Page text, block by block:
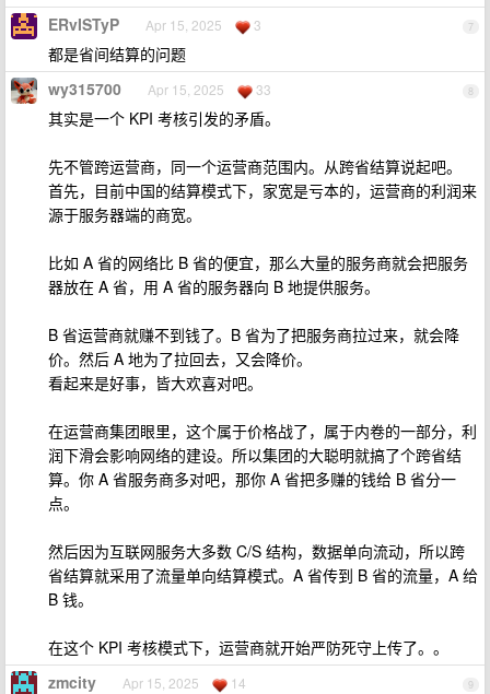
7
ERvISTyP Apr 15, 2025 3
都是省间结算的问题
8
wy315700 Apr 15, 2025 33
其实是一个 KPI 考核引发的矛盾。
先不管跨运营商，同一个运营商范围内。从跨省结算说起吧。
首先，目前中国的结算模式下，家宽是亏本的，运营商的利润来
源于服务器端的商宽。
比如 A 省的网络比 B 省的便宜，那么大量的服务商就会把服务
器放在 A 省，用 A 省的服务器向 B 地提供服务。
B 省运营商就赚不到钱了。B 省为了把服务商拉过来，就会降
价。然后 A 地为了拉回去，又会降价。
看起来是好事，皆大欢喜对吧。
在运营商集团眼里，这个属于价格战了，属于内卷的一部分，利
润下滑会影响网络的建设。所以集团的大聪明就搞了个跨省结
算。你 A 省服务商多对吧，那你 A 省把多赚的钱给 B 省分一
点。
然后因为互联网服务大多数 C/S 结构，数据单向流动，所以跨
省结算就采用了流量单向结算模式。A 省传到 B 省的流量，A 给
B 钱。
在这个 KPI 考核模式下，运营商就开始严防死守上传了。。
9
zmcity Apr 15, 2025 14